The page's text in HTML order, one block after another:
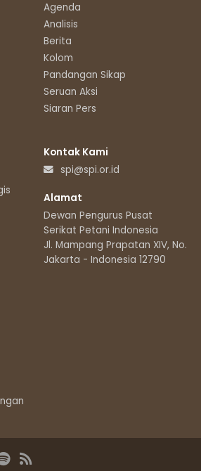
Agenda
Analisis
Berita
Kolom
Pandangan Sikap
Seruan Aksi
Siaran Pers
Kontak Kami
spi@spi.or.id
Alamat
Dewan Pengurus Pusat
Serikat Petani Indonesia
Jl. Mampang Prapatan XIV, No.11
Jakarta - Indonesia 12790